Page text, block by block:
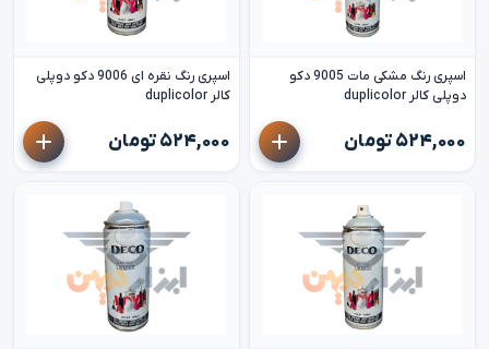
اسپری رنگ مشکی مات 9005 دکو
دوپلی کالر duplicolor
۵۲۴,۰۰۰ تومان
اسپری رنگ نقره ای 9006 دکو دوپلی
کالر duplicolor
۵۲۴,۰۰۰ تومان